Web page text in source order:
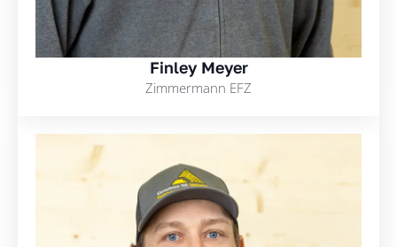
Finley Meyer
Zimmermann EFZ